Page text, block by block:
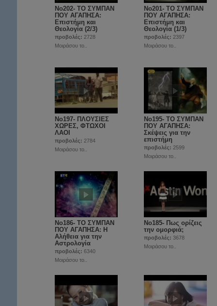
Νο202- ΤΟ ΣΥΜΠΑΝ
ΠΟΥ ΑΓΑΠΗΣΑ:
Επιστήμη και
Θεολογία (2/3)
προβολές: 2728
Μοιράσου το..
Νο201- ΤΟ ΣΥΜΠΑΝ
ΠΟΥ ΑΓΑΠΗΣΑ:
Επιστήμη και
Θεολογία (1/3)
προβολές: 2397
Μοιράσου το..
Νο197- ΠΛΟΥΣΙΕΣ
ΧΩΡΕΣ, ΦΤΩΧΟΙ
ΛΑΟΙ
προβολές: 2784
Μοιράσου το..
No195- ΤΟ ΣΥΜΠΑΝ
ΠΟΥ ΑΓΑΠΗΣΑ:
Σκέψεις για την
επιστήμη
προβολές: 2599
Μοιράσου το..
No186- ΤΟ ΣΥΜΠΑΝ
ΠΟΥ ΑΓΑΠΗΣΑ: Η
Αλήθεια για την
Αστρολογία
προβολές: 6340
Μοιράσου το..
Νο185- Πως ορίζεις
την ομορφιά;
προβολές: 3678
Μοιράσου το..